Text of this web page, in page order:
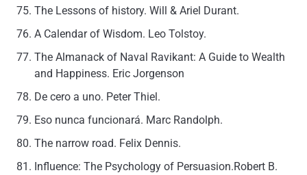
The Lessons of history. Will & Ariel Durant.
A Calendar of Wisdom. Leo Tolstoy.
The Almanack of Naval Ravikant: A Guide to Wealth
and Happiness. Eric Jorgenson
De cero a uno. Peter Thiel.
Eso nunca funcionará. Marc Randolph.
The narrow road. Felix Dennis.
Influence: The Psychology of Persuasion.Robert B.